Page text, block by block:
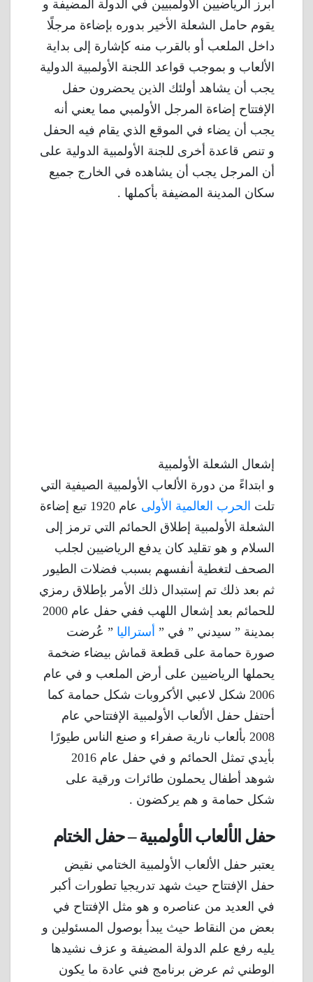
أبرز الرياضيين الأولمبيين في الدولة المضيفة و
يقوم حامل الشعلة الأخير بدوره بإضاءة مرجلًا
داخل الملعب أو بالقرب منه كإشارة إلى بداية
الألعاب و بموجب قواعد اللجنة الأولمبية الدولية
يجب أن يشاهد أولئك الذين يحضرون حفل
الإفتتاح إضاءة المرجل الأولمبي مما يعني أنه
يجب أن يضاء في الموقع الذي يقام فيه الحفل
و تنص قاعدة أخرى للجنة الأولمبية الدولية على
أن المرجل يجب أن يشاهده في الخارج جميع
سكان المدينة المضيفة بأكملها .
إشعال الشعلة الأولمبية
و ابتداءً من دورة الألعاب الأولمبية الصيفية التي
تلت الحرب العالمية الأولى
عام 1920 تبع إضاءة
الشعلة الأولمبية إطلاق الحمائم التي ترمز إلى
السلام و هو تقليد كان يدفع الرياضيين لجلب
الصحف لتغطية أنفسهم بسبب فضلات الطيور
ثم بعد ذلك تم إستبدال ذلك الأمر بإطلاق رمزي
للحمائم بعد إشعال اللهب ففي حفل عام 2000
بمدينة ” سيدني ” في ” أستراليا ” عُرضت
صورة حمامة على قطعة قماش بيضاء ضخمة
يحملها الرياضيين على أرض الملعب و في عام
2006 شكل لاعبي الأكروبات شكل حمامة كما
أحتفل حفل الألعاب الأولمبية الإفتتاحي عام
2008 بألعاب نارية صفراء و صنع الناس طيورًا
بأيدي تمثل الحمائم و في حفل عام 2016
شوهد أطفال يحملون طائرات ورقية على
شكل حمامة و هم يركضون .
حفل الألعاب الأولمبية – حفل الختام
يعتبر حفل الألعاب الأولمبية الختامي نقيض
حفل الإفتتاح حيث شهد تدريجيا تطورات أكبر
في العديد من عناصره و هو مثل الإفتتاح في
بعض من النقاط حيث يبدأ بوصول المسئولين و
يليه رفع علم الدولة المضيفة و عزف نشيدها
الوطني ثم عرض برنامج فني عادة ما يكون